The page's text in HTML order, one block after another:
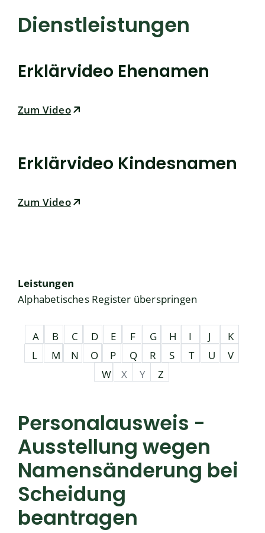
Dienstleistungen
Erklärvideo Ehenamen
Zum Video
Erklärvideo Kindesnamen
Zum Video
Leistungen
Alphabetisches Register überspringen
A B C D E F G H I J
K
L
M N O P Q R S T U
V
W
X Y Z
Personalausweis -
Ausstellung wegen
Namensänderung bei
Scheidung
beantragen